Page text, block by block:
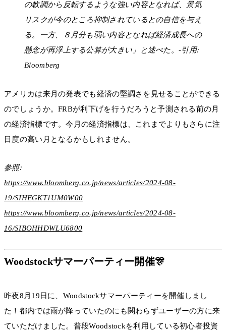
の軟調から反転するような強い内容となれば、景気
リスクが今のところ抑制されているとの自信を与え
る。一方、８月分も弱い内容となれば経済成長への
懸念が再浮上する公算が大きい」と述べた。-引用:
Bloomberg
アメリカは来月の発表でも経済の堅調さを見せることができる
のでしょうか。FRBが利下げを行うだろうと予測される前の月
の経済指標です。今月の経済指標は、これまでよりもさらに注
目度の高い月となるかもしれません。
参照:
https://www.bloomberg.co.jp/news/articles/2024-08-
19/SIHEGKT1UM0W00
https://www.bloomberg.co.jp/news/articles/2024-08-
16/SIBOHHDWLU6800
Woodstockサマーパーティー開催🎊
昨夜8月19日に、Woodstockサマーパーティーを開催しまし
た！都内では雨が降っていたのにも関わらずユーザーの方に来
ていただけました。普段Woodstockを利用している初心者投資